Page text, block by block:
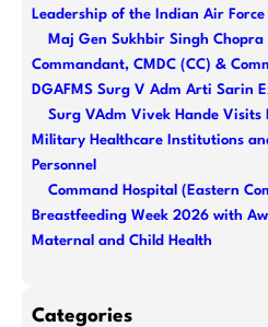
Leadership of the Indian Air Force
Maj Gen Sukhbir Singh Chopra
Commandant, CMDC (CC) &
DGAFMS Surg V Adm Arti Sarin
Surg VAdm Vivek Hande Visits
Military Healthcare Institutions
Personnel
Command Hospital (Eastern
Breastfeeding Week 2026 with
Maternal and Child Health
Categories